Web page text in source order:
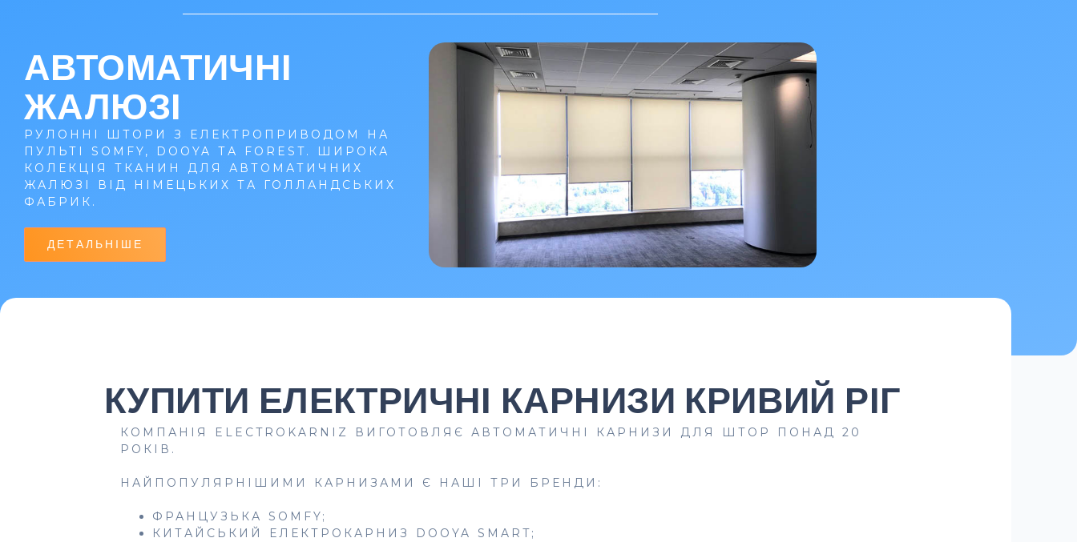
АВТОМАТИЧНІ
ЖАЛЮЗІ
РУЛОННІ ШТОРИ З ЕЛЕКТРОПРИВОДОМ НА
ПУЛЬТІ SOMFY, DOOYA ТА FOREST. ШИРОКА
КОЛЕКЦІЯ ТКАНИН ДЛЯ АВТОМАТИЧНИХ
ЖАЛЮЗІ ВІД НІМЕЦЬКИХ ТА ГОЛЛАНДСЬКИХ
ФАБРИК.
ДЕТАЛЬНІШЕ
КУПИТИ ЕЛЕКТРИЧНІ КАРНИЗИ КРИВИЙ РІГ
КОМПАНІЯ ELECTROKARNIZ ВИГОТОВЛЯЄ АВТОМАТИЧНІ КАРНИЗИ ДЛЯ ШТОР ПОНАД 20
РОКІВ.
НАЙПОПУЛЯРНІШИМИ КАРНИЗАМИ Є НАШІ ТРИ БРЕНДИ:
ФРАНЦУЗЬКА SOMFY;
КИТАЙСЬКИЙ ЕЛЕКТРОКАРНИЗ DOOYA SMART;